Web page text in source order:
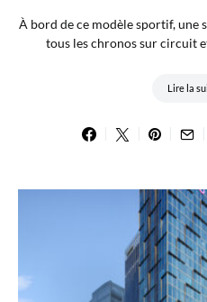
À bord de ce modèle sportif, une
tous les chronos sur circuit
Lire la